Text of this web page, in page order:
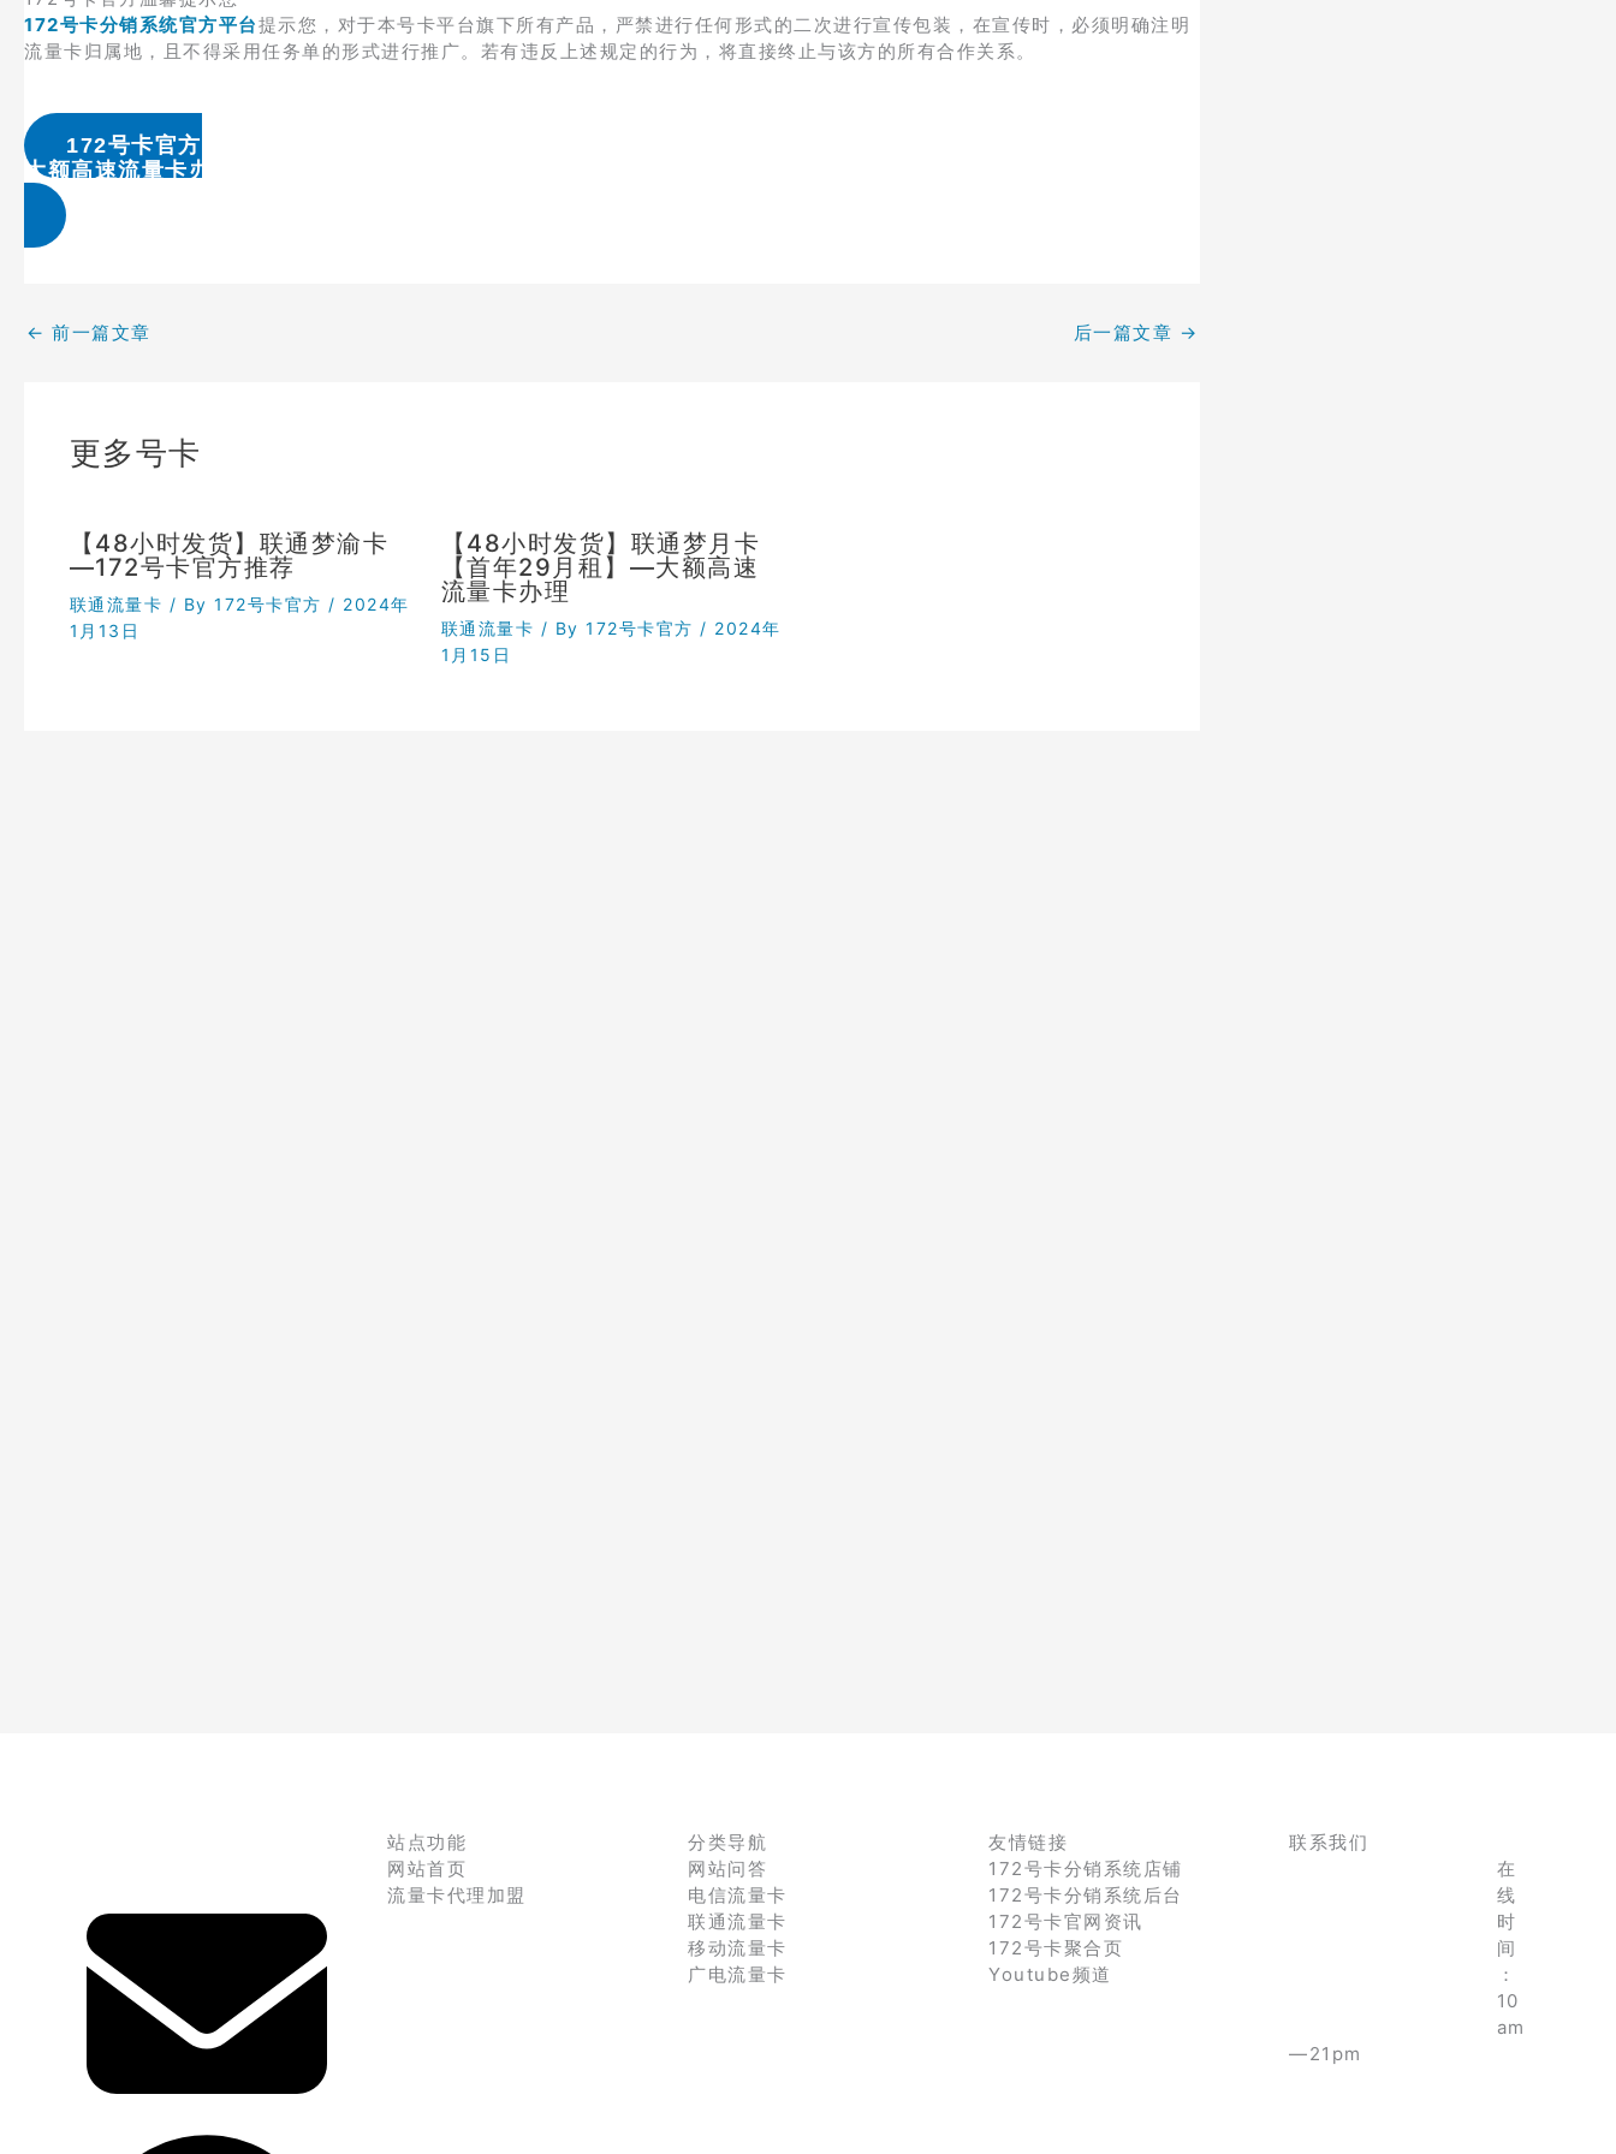
172号卡分销系统官方平台提示您，对于本号卡平台旗下所有产品，严禁进行任何形式的二次进行宣传包装，在宣传时，必须明确注明
流量卡归属地，且不得采用任务单的形式进行推广。若有违反上述规定的行为，将直接终止与该方的所有合作关系。
172号卡官方
大额高速流量卡办理 & 流量卡代理加盟
← 前一篇文章 后一篇文章 →
更多号卡
【48小时发货】联通梦渝卡
—172号卡官方推荐
联通流量卡 / By 172号卡官方 / 2024年
1月13日
【48小时发货】联通梦月卡
【首年29月租】—大额高速
流量卡办理
联通流量卡 / By172号卡官方 / 2024年
1月15日
站点功能
网站首页
流量卡代理加盟
分类导航
网站问答
电信流量卡
联通流量卡
移动流量卡
广电流量卡
友情链接
172号卡分销系统店铺
172号卡分销系统后台
172号卡官网资讯
172号卡聚合页
Youtube频道
联系我们
在
线
时
间
：
10
am
—21pm